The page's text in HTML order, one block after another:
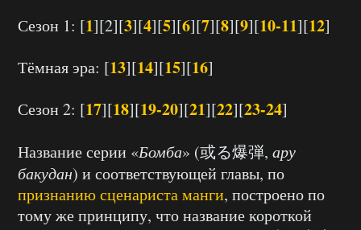
Сезон 1: [1][2][3][4][5][6][7][8][9][10-11][12]
Тёмная эра: [13][14][15][16]
Сезон 2: [17][18][19-20][21][22][23-24]
Название серии «Бомба» (或る爆弾, ару
бакудан) и соответствующей главы, по
признанию сценариста манги, построено по
тому же принципу, что название короткой